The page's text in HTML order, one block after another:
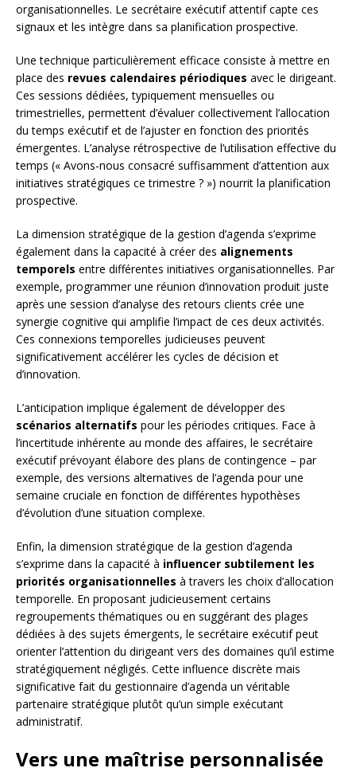
organisationnelles. Le secrétaire exécutif attentif capte ces
signaux et les intègre dans sa planification prospective.
Une technique particulièrement efficace consiste à mettre en
place des revues calendaires périodiques avec le dirigeant.
Ces sessions dédiées, typiquement mensuelles ou
trimestrielles, permettent d’évaluer collectivement l’allocation
du temps exécutif et de l’ajuster en fonction des priorités
émergentes. L’analyse rétrospective de l’utilisation effective du
temps (« Avons-nous consacré suffisamment d’attention aux
initiatives stratégiques ce trimestre ? ») nourrit la planification
prospective.
La dimension stratégique de la gestion d’agenda s’exprime
également dans la capacité à créer des alignements
temporels entre différentes initiatives organisationnelles. Par
exemple, programmer une réunion d’innovation produit juste
après une session d’analyse des retours clients crée une
synergie cognitive qui amplifie l’impact de ces deux activités.
Ces connexions temporelles judicieuses peuvent
significativement accélérer les cycles de décision et
d’innovation.
L’anticipation implique également de développer des
scénarios alternatifs pour les périodes critiques. Face à
l’incertitude inhérente au monde des affaires, le secrétaire
exécutif prévoyant élabore des plans de contingence – par
exemple, des versions alternatives de l’agenda pour une
semaine cruciale en fonction de différentes hypothèses
d’évolution d’une situation complexe.
Enfin, la dimension stratégique de la gestion d’agenda
s’exprime dans la capacité à influencer subtilement les
priorités organisationnelles à travers les choix d’allocation
temporelle. En proposant judicieusement certains
regroupements thématiques ou en suggérant des plages
dédiées à des sujets émergents, le secrétaire exécutif peut
orienter l’attention du dirigeant vers des domaines qu’il estime
stratégiquement négligés. Cette influence discrète mais
significative fait du gestionnaire d’agenda un véritable
partenaire stratégique plutôt qu’un simple exécutant
administratif.
Vers une maîtrise personnalisée